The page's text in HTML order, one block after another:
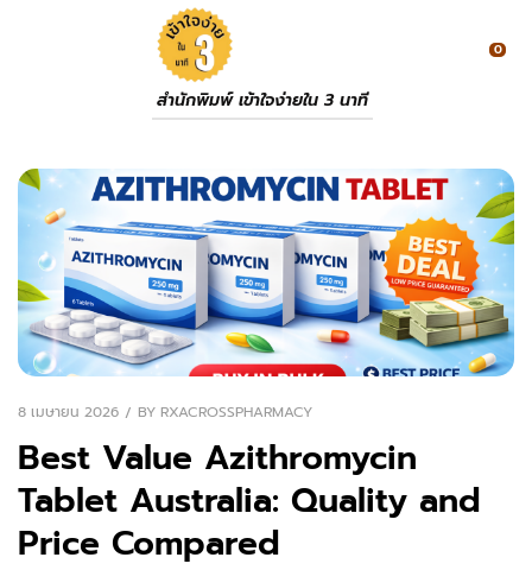
สำนักพิมพ์ เข้าใจง่ายใน 3 นาที
0
8 เมษายน 2026 BY RXACROSSPHARMACY
Best Value Azithromycin
Tablet Australia: Quality and
Price Compared